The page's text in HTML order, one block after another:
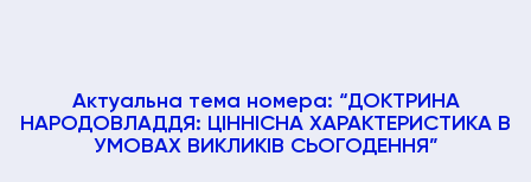
Актуальна тема номера: “ДОКТРИНА
НАРОДОВЛАДДЯ: ЦІННІСНА ХАРАКТЕРИСТИКА В
УМОВАХ ВИКЛИКІВ СЬОГОДЕННЯ”